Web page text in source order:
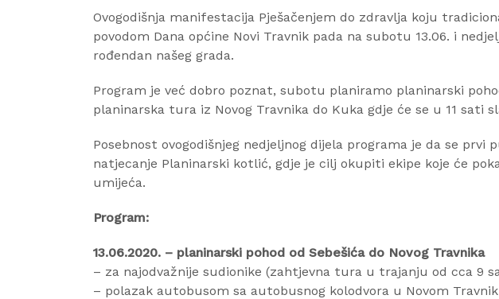
Ovogodišnja manifestacija Pješačenjem do zdravlja koju
povodom Dana općine Novi Travnik pada na subotu 13.06. i
rođendan našeg grada.
Program je već dobro poznat, subotu planiramo planinarski
planinarska tura iz Novog Travnika do Kuka gdje će se u 11 sati
Posebnost ovogodišnjeg nedjeljnog dijela programa je da se prvi
natjecanje Planinarski kotlić, gdje je cilj okupiti ekipe koje će
umijeća.
Program:
13.06.2020. – planinarski pohod od Sebešića do Novog Travnika
– za najodvažnije sudionike (zahtjevna tura u trajanju od cca 9
– polazak autobusom sa autobusnog kolodvora u Novom